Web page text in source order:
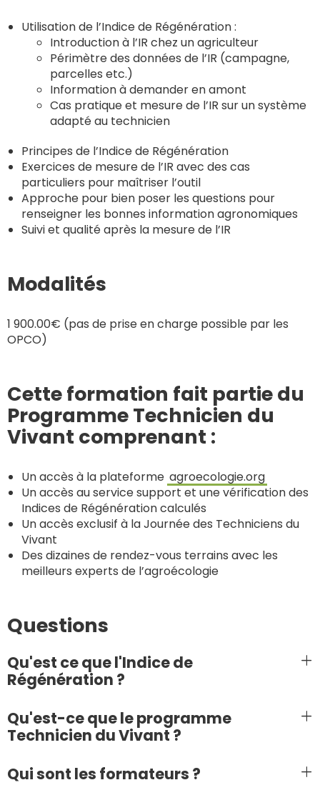
Utilisation de l’Indice de Régénération :
Introduction à l’IR chez un agriculteur
Périmètre des données de l’IR (campagne,
parcelles etc.)
Information à demander en amont
Cas pratique et mesure de l’IR sur un système
adapté au technicien
Principes de l’Indice de Régénération
Exercices de mesure de l’IR avec des cas
particuliers pour maîtriser l’outil
Approche pour bien poser les questions pour
renseigner les bonnes information agronomiques
Suivi et qualité après la mesure de l’IR
Modalités
1 900.00€ (pas de prise en charge possible par les
OPCO)
Cette formation fait partie du
Programme Technicien du
Vivant comprenant :
Un accès à la plateforme agroecologie.org
Un accès au service support et une vérification des
Indices de Régénération calculés
Un accès exclusif à la Journée des Techniciens du
Vivant
Des dizaines de rendez-vous terrains avec les
meilleurs experts de l’agroécologie
Questions
Qu'est ce que l'Indice de
Régénération ?
Qu'est-ce que le programme
Technicien du Vivant ?
Qui sont les formateurs ?